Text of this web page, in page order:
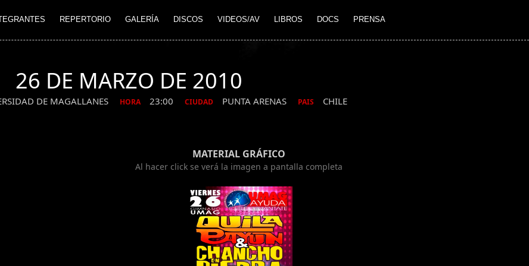
REPERTORIO GALERÍA DISCOS VIDEOS/AV LIBROS DOCS PRENSA
26 DE MARZO DE 2010
DE MAGALLANES HORA 23:00 CIUDAD PUNTA ARENAS PAIS CHILE
MATERIAL GRÁFICO
Al hacer click se verá la imagen a pantalla completa